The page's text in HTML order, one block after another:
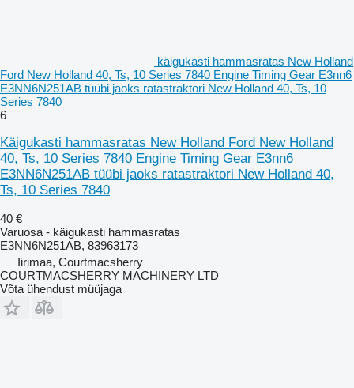
käigukasti hammasratas New Holland
Ford New Holland 40, Ts, 10 Series 7840 Engine Timing Gear E3nn6
E3NN6N251AB tüübi jaoks ratastraktori New Holland 40, Ts, 10
Series 7840
6
Käigukasti hammasratas New Holland Ford New Holland
40, Ts, 10 Series 7840 Engine Timing Gear E3nn6
E3NN6N251AB tüübi jaoks ratastraktori New Holland 40,
Ts, 10 Series 7840
40 €
Varuosa - käigukasti hammasratas
E3NN6N251AB, 83963173
Iirimaa, Courtmacsherry
COURTMACSHERRY MACHINERY LTD
Võta ühendust müüjaga